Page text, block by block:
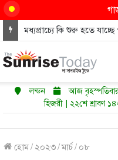
লন্ডন
আজ
হিজরী | ২২শে শ্রাবণ
হোম/ ২০২৩/মার্চ/ ০৮